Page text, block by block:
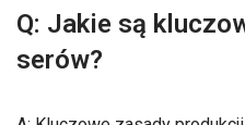
Q: Jakie są
serów?